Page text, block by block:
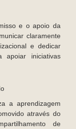
e o apoio da
claramente
e dedicar
apoiar iniciativas
a aprendizagem
através do
de